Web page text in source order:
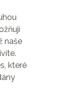
naše
které